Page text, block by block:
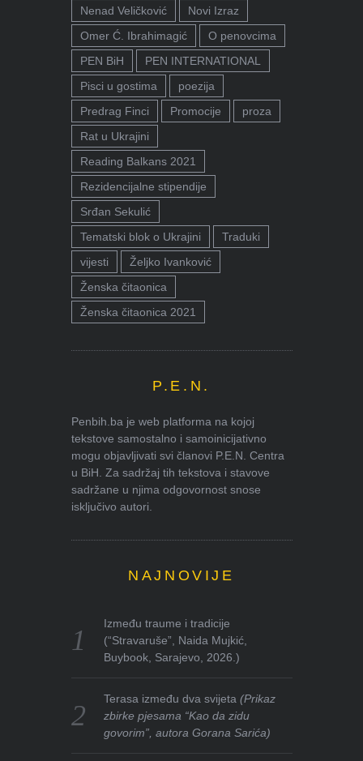
Nenad Veličković
Novi Izraz
Omer Ć. Ibrahimagić
O penovcima
PEN BiH
PEN INTERNATIONAL
Pisci u gostima
poezija
Predrag Finci
Promocije
proza
Rat u Ukrajini
Reading Balkans 2021
Rezidencijalne stipendije
Srđan Sekulić
Tematski blok o Ukrajini
Traduki
vijesti
Željko Ivanković
Ženska čitaonica
Ženska čitaonica 2021
P.E.N.
Penbih.ba je web platforma na kojoj
tekstove samostalno i samoinicijativno
mogu objavljivati svi članovi P.E.N. Centra
u BiH. Za sadržaj tih tekstova i stavove
sadržane u njima odgovornost snose
isključivo autori.
NAJNOVIJE
Između traume i tradicije
(“Stravaruše”, Naida Mujkić,
Buybook, Sarajevo, 2026.)
Terasa između dva svijeta(Prikaz
zbirke pjesama “Kao da zidu
govorim”, autora Gorana Sarića)